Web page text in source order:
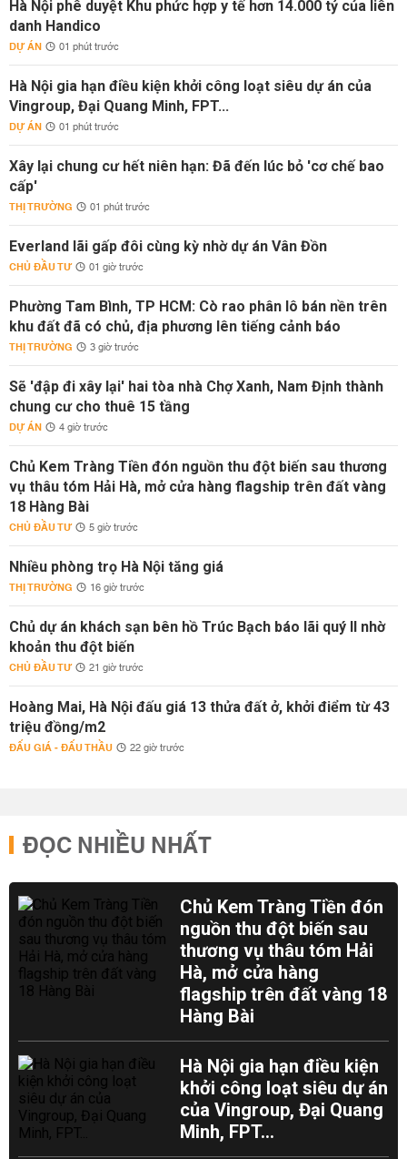
Hà Nội phê duyệt Khu phức hợp y tế hơn 14.000 tỷ của liên
danh Handico
DỰ ÁN 01 phút trước
Hà Nội gia hạn điều kiện khởi công loạt siêu dự án của
Vingroup, Đại Quang Minh, FPT...
DỰ ÁN 01 phút trước
Xây lại chung cư hết niên hạn: Đã đến lúc bỏ 'cơ chế bao
cấp'
THỊ TRƯỜNG 01 phút trước
Everland lãi gấp đôi cùng kỳ nhờ dự án Vân Đồn
CHỦ ĐẦU TƯ 01 giờ trước
Phường Tam Bình, TP HCM: Cò rao phân lô bán nền trên
khu đất đã có chủ, địa phương lên tiếng cảnh báo
THỊ TRƯỜNG 3 giờ trước
Sẽ 'đập đi xây lại' hai tòa nhà Chợ Xanh, Nam Định thành
chung cư cho thuê 15 tầng
DỰ ÁN 4 giờ trước
Chủ Kem Tràng Tiền đón nguồn thu đột biến sau thương
vụ thâu tóm Hải Hà, mở cửa hàng flagship trên đất vàng
18 Hàng Bài
CHỦ ĐẦU TƯ 5 giờ trước
Nhiều phòng trọ Hà Nội tăng giá
THỊ TRƯỜNG 16 giờ trước
Chủ dự án khách sạn bên hồ Trúc Bạch báo lãi quý II nhờ
khoản thu đột biến
CHỦ ĐẦU TƯ 21 giờ trước
Hoàng Mai, Hà Nội đấu giá 13 thửa đất ở, khởi điểm từ 43
triệu đồng/m2
ĐẤU GIÁ - ĐẤU THẦU 22 giờ trước
ĐỌC NHIỀU NHẤT
Chủ Kem Tràng Tiền đón
nguồn thu đột biến sau
thương vụ thâu tóm Hải
Hà, mở cửa hàng
flagship trên đất vàng 18
Hàng Bài
Hà Nội gia hạn điều kiện
khởi công loạt siêu dự án
của Vingroup, Đại Quang
Minh, FPT...